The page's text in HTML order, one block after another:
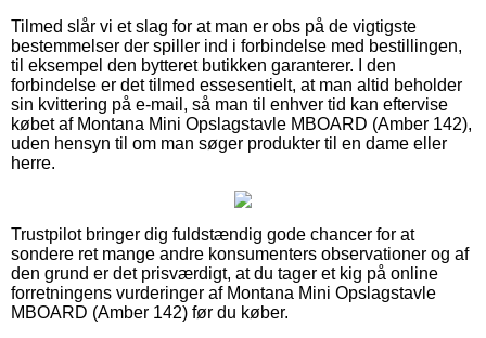
Tilmed slår vi et slag for at man er obs på de vigtigste
bestemmelser der spiller ind i forbindelse med bestillingen,
til eksempel den bytteret butikken garanterer. I den
forbindelse er det tilmed essesentielt, at man altid beholder
sin kvittering på e-mail, så man til enhver tid kan eftervise
købet af Montana Mini Opslagstavle MBOARD (Amber 142),
uden hensyn til om man søger produkter til en dame eller
herre.
Trustpilot bringer dig fuldstændig gode chancer for at
sondere ret mange andre konsumenters observationer og af
den grund er det prisværdigt, at du tager et kig på online
forretningens vurderinger af Montana Mini Opslagstavle
MBOARD (Amber 142) før du køber.